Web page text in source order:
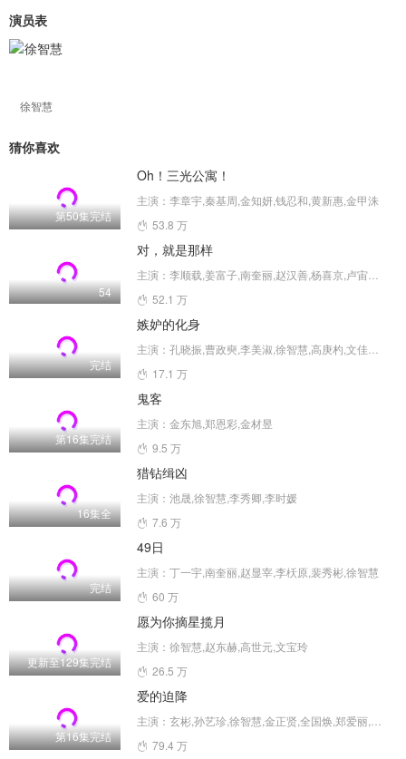
演员表
徐智慧
猜你喜欢
第50集完结
Oh！三光公寓！
主演：李章宇,秦基周,金知妍,钱忍和,黄新惠,金甲洙
53.8 万
54
对，就是那样
52.1 万
完结
嫉妒的化身
17.1 万
第16集完结
鬼客
主演：金东旭,郑恩彩,金材昱
9.5 万
16集全
猎钻缉凶
主演：池晟,徐智慧,李秀卿,李时媛
7.6 万
完结
49日
主演：丁一宇,南奎丽,赵显宰,李枖原,裴秀彬,徐智慧
60 万
更新至129集完结
愿为你摘星揽月
主演：徐智慧,赵东赫,高世元,文宝玲
26.5 万
第16集完结
爱的迫降
79.4 万